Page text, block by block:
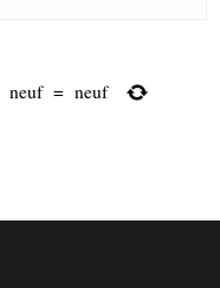
neuf = neuf